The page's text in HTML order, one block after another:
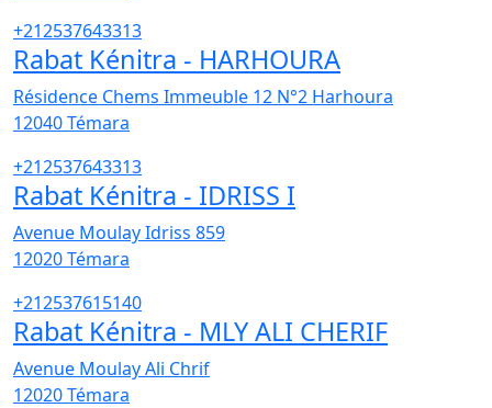
+212537643313
Rabat Kénitra - HARHOURA
Résidence Chems Immeuble 12 N°2 Harhoura
12040Témara
+212537643313
Rabat Kénitra - IDRISS I
Avenue Moulay Idriss 859
12020Témara
+212537615140
Rabat Kénitra - MLY ALI CHERIF
Avenue Moulay Ali Chrif
12020Témara